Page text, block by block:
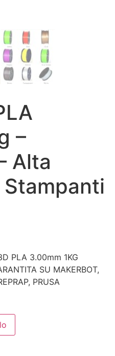
–
Alta
PLA 3.00mm 1KG
SU MAKERBOT,
PRUSA